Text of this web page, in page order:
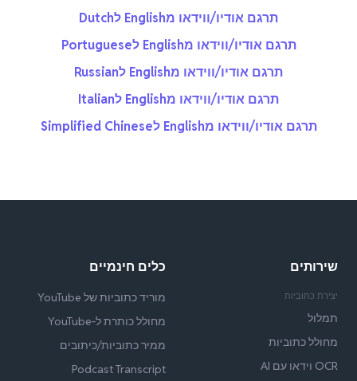
תרגם אודיו/ווידאו מEnglish לDutch
תרגם אודיו/ווידאו מEnglish לPortuguese
תרגם אודיו/ווידאו מEnglish לRussian
תרגם אודיו/ווידאו מEnglish לItalian
תרגם אודיו/ווידאו מEnglish לSimplified Chinese
שירותים
יצירת כתוביות
תמלול
מחולל כתוביות
OCR וידאו עם AI
כלים חינמיים
מוריד כתוביות של YouTube
מחולל כותרת ל‑YouTube
ממיר כתוביות/כיתובים
Podcast Transcript